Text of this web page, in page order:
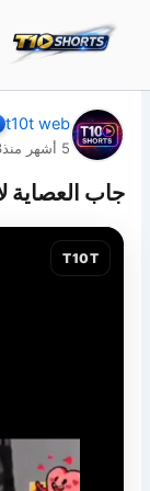
t10t web
5 أشهر منذ
جاب العصاية
T10T